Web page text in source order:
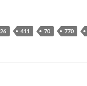
26 411 70 770